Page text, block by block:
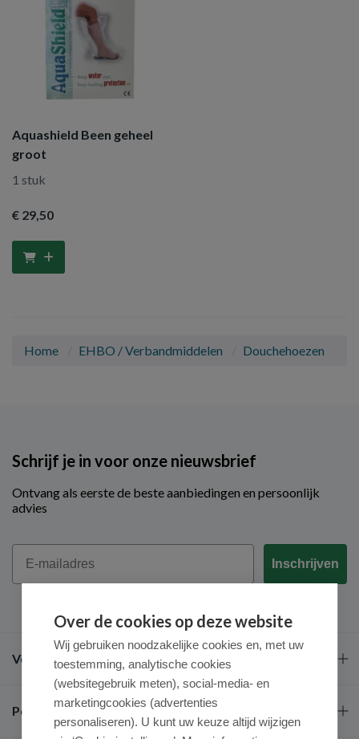
Aquashield Been geheel
groot
1 stuk
€ 29,50
Home EHBO / Verbandmiddelen Douchehoezen
Schrijf je in voor onze nieuwsbrief
Ontvang als eerste de beste aanbiedingen en persoonlijk
advies
Email
Inschrijven
Veel gestelde vragen
Populaire merken
Over de cookies op deze website
Wij gebruiken noodzakelijke cookies en, met uw
toestemming, analytische cookies
(websitegebruik meten), social-media- en
marketingcookies (advertenties
personaliseren). U kunt uw keuze altijd wijzigen